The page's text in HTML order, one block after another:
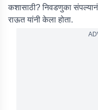
कशासाठी? निवडणुका
राऊत यांनी केला होता.